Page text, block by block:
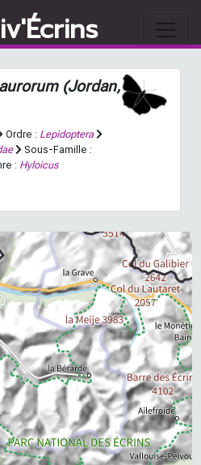
(Jordan,
Ordre : Lepidoptera
Sous-Famille :
: Hyloicus